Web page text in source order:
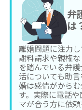
弁
は
離婚問題に注力
謝料請求や親権
を踏んでいる弁
活についても助
婚は感情がから
す。実際に電話
マが合う方に依頼